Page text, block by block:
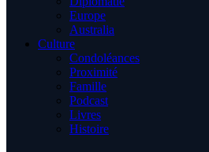
Europe
Australia
Culture
Condoléances
Proximité
Famille
Podcast
Livres
Histoire